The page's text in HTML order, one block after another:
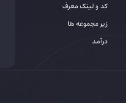
کد و لینک معرف
زیر مجموعه ها
درآمد